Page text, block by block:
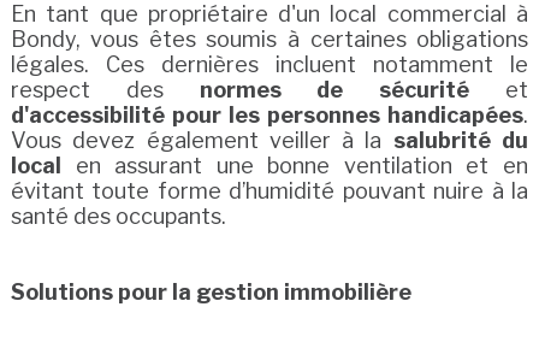
En tant que propriétaire d'un local commercial à
Bondy, vous êtes soumis à certaines obligations
légales. Ces dernières incluent notamment le
respect des normes de sécurité et
d'accessibilité pour les personnes handicapées.
Vous devez également veiller à la salubrité du
local
en assurant une bonne ventilation et en
évitant toute forme d’humidité pouvant nuire à la
santé des occupants.
Solutions pour la gestion immobilière